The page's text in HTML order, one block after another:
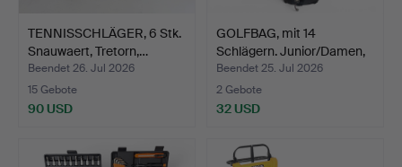
TENNISSCHLÄGER, 6 Stk.
Snauwaert, Tretorn,…
Beendet 26. Jul 2026
15 Gebote
90 USD
GOLFBAG, mit 14
Schlägern. Junior/Damen,
"…
Beendet 25. Jul 2026
2 Gebote
32 USD